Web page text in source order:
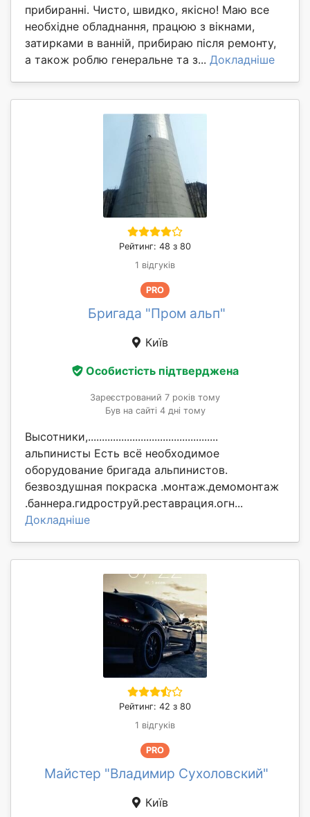
прибиранні. Чисто, швидко, якісно! Маю все
необхідне обладнання, працюю з вікнами,
затирками в ванній, прибираю після ремонту,
а також роблю генеральне та з... Докладніше
Рейтинг: 48 з 80
1 відгуків
PRO
Бригада "Пром альп"
Київ
Особистість підтверджена
Зареєстрований 7 років тому
Був на сайті 4 дні тому
Высотники,...............................................
альпинисты Есть всё необходимое
оборудование бригада альпинистов.
безвоздушная покраска .монтаж.демомонтаж
.баннера.гидроструй.реставрация.огн...
Докладніше
Рейтинг: 42 з 80
1 відгуків
PRO
Майстер "Владимир Сухоловский"
Київ